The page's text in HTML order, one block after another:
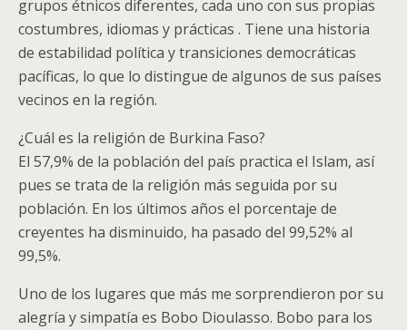
grupos étnicos diferentes, cada uno con sus propias
costumbres, idiomas y prácticas . Tiene una historia
de estabilidad política y transiciones democráticas
pacíficas, lo que lo distingue de algunos de sus países
vecinos en la región.
¿Cuál es la religión de Burkina Faso?
El 57,9% de la población del país practica el Islam, así
pues se trata de la religión más seguida por su
población. En los últimos años el porcentaje de
creyentes ha disminuido, ha pasado del 99,52% al
99,5%.
Uno de los lugares que más me sorprendieron por su
alegría y simpatía es Bobo Dioulasso. Bobo para los